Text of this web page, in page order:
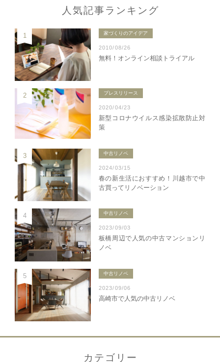
人気記事ランキング
1 家づくりのアイデア
2010/08/26
無料！オンライン相談トライアル
2 プレスリリース
2020/04/23
新型コロナウイルス感染拡散防止対
策
3 中古リノベ
2024/03/15
春の新生活におすすめ！川越市で中
古買ってリノベーション
4 中古リノベ
2023/09/03
板橋周辺で人気の中古マンションリ
ノベ
5 中古リノベ
2023/09/06
高崎市で人気の中古リノベ
カテゴリー